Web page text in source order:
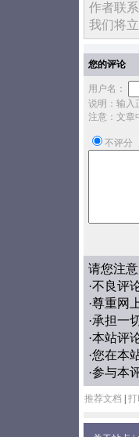
作者联
我们将
您的评论
用户名：
说明：输入
注意：文章
不评分
请您注意
·不良评
·尊重网
·承担一
·本站评
·您在本
·参与本
推荐文档 打